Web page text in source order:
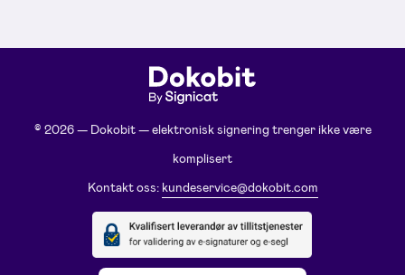
© 2026 — Dokobit — elektronisk signering trenger ikke være
komplisert
Kontakt oss: kundeservice@dokobit.com